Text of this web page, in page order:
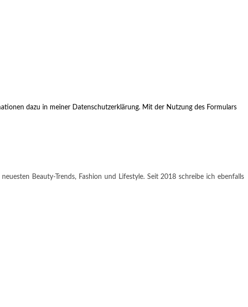
dazu in meiner Datenschutzerklärung. Mit der Nutzung des Formulars
Beauty-Trends, Fashion und Lifestyle. Seit 2018 schreibe ich ebenfalls